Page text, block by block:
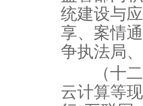
统建设与
享、案情
争执法局
（十二
云计算等